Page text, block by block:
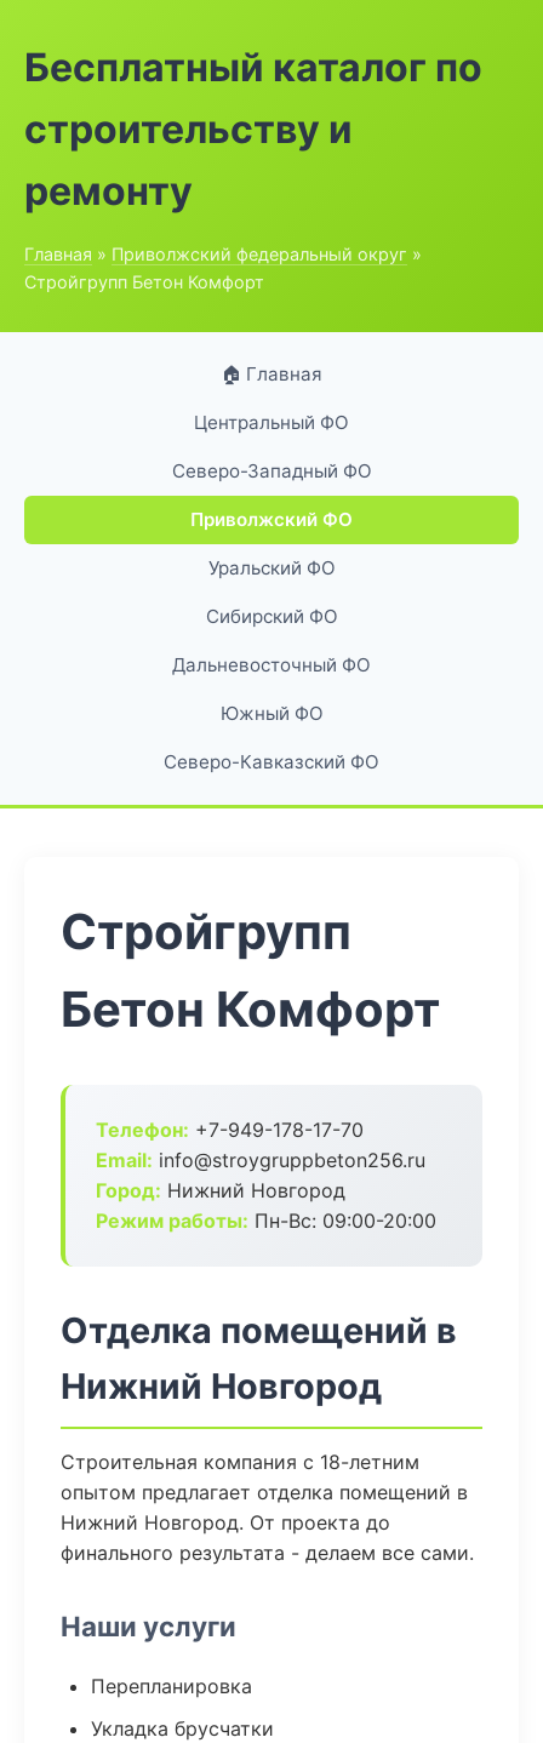
Бесплатный каталог по
строительству и
ремонту
Главная » Приволжский федеральный округ »
Стройгрупп Бетон Комфорт
🏠 Главная
Центральный ФО
Северо-Западный ФО
Приволжский ФО
Уральский ФО
Сибирский ФО
Дальневосточный ФО
Южный ФО
Северо-Кавказский ФО
Стройгрупп
Бетон Комфорт
Телефон: +7-949-178-17-70
Email: info@stroygruppbeton256.ru
Город: Нижний Новгород
Режим работы: Пн-Вс: 09:00-20:00
Отделка помещений в
Нижний Новгород
Строительная компания с 18-летним
опытом предлагает отделка помещений в
Нижний Новгород. От проекта до
финального результата - делаем все сами.
Наши услуги
Перепланировка
Укладка брусчатки